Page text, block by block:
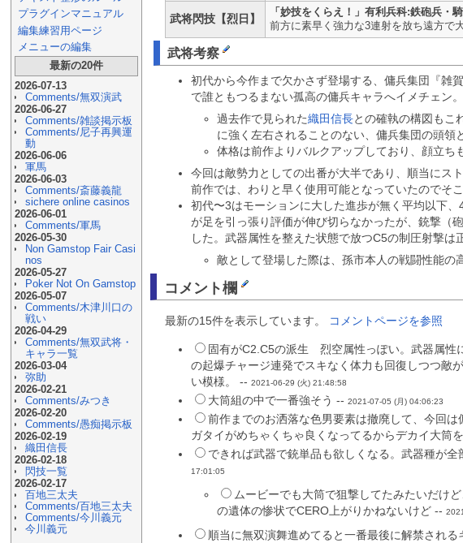
プラグインマニュアル
編集練習用ページ
メニューの編集
最新の20件
2026-07-13
Comments/無双演武
2026-06-27
Comments/雑談掲示板
Comments/尼子再興運
動
2026-06-06
軍馬
2026-06-03
Comments/斎藤義龍
sichere online casinos
2026-06-01
Comments/軍馬
2026-05-30
Non Gamstop Fair Casi
nos
2026-05-27
Poker Not On Gamstop
2026-05-07
Comments/木津川口の
戦い
2026-04-29
Comments/無双武将・
キャラ一覧
2026-03-04
弥助
2026-02-21
Comments/みつき
2026-02-20
Comments/愚痴掲示板
2026-02-19
織田信長
2026-02-18
閃技一覧
2026-02-17
百地三太夫
Comments/百地三太夫
Comments/今川義元
今川義元
武将閃技【烈日】
「妙技をくらえ！」有利兵科:鉄砲兵・
前方に素早く強力な3連射を放ち遠方で
武将考察
初代から今作まで欠かさず登場する、傭兵集団『雑
で誰ともつるまない孤高の傭兵キャラへイメチェン
過去作で見られた織田信長との確執の構図もこ
に強く左右されることのない、傭兵集団の頭領
体格は前作よりバルクアップしており、顔立ち
今回は敵勢力としての出番が大半であり、順当にス
前作では、わりと早く使用可能となっていたのでそこ
初代〜3はモーションに大した進歩が無く平均以下
が足を引っ張り評価が伸び切らなかったが、銃撃（
した。武器属性を整えた状態で放つC5の制圧射撃は
敵として登場した際は、孫市本人の戦闘性能の
コメント欄
最新の15件を表示しています。 コメントページを参照
固有がC2.C5の派生 烈空属性っぽい。武器属性
の起爆チャージ連発でスキなく体力も回復しつつ敵
い模様。 --2021-06-29 (火) 21:48:58
大筒組の中で一番強そう --2021-07-05 (月) 04:06:23
前作までのお洒落な色男要素は撤廃して、今回は
ガタイがめちゃくちゃ良くなってるからデカイ大筒
できれば武器で銃単品も欲しくなる。武器種が
17:01:05
ムービーでも大筒で狙撃してたみたいだけ
の遺体の惨状でCERO上がりかねないけど --
順当に無双演舞進めてると一番最後に解禁され